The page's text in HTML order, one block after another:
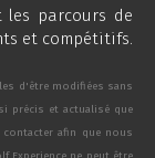
parcours de
et compétitifs.
d'être modifiées sans
précis et actualisé que
afin que nous